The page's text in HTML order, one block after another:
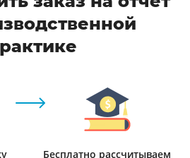
Бесплатно рассчитываем